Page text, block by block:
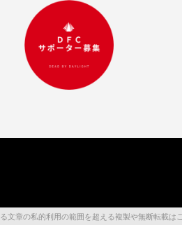
文章の私的利用の範囲を超える複製や無断転載は